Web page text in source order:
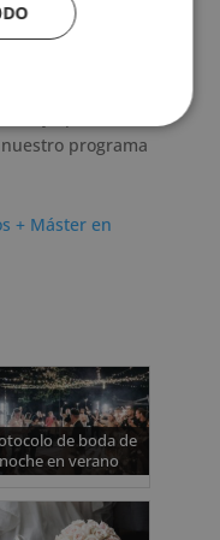
de bodas
Empieza a
programa
+ Máster en
de boda de
noche en verano